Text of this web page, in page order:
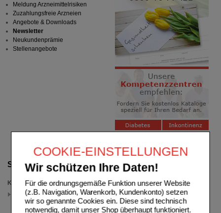
COOKIE-EINSTELLUNGEN
Wir schützen Ihre Daten!
Für die ordnungsgemäße Funktion unserer Website
(z.B. Navigation, Warenkorb, Kundenkonto) setzen
wir so genannte Cookies ein. Diese sind technisch
notwendig, damit unser Shop überhaupt funktioniert.
Suche verfeinern
Kategorien
Müdigkeit
(auswahl entfernen)
Meldung Arzneimittelrisiken
Zuzahlungsfreie Arzneien
Angebote & Downloads
Newsletter
Neukundenprämie
Stellenangebote